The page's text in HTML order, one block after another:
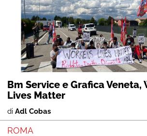
Bm Service e Grafica Veneta,
Lives Matter
di Adl Cobas
ROMA